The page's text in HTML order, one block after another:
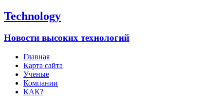
Technology
Новости высоких технологий
Главная
Карта сайта
Ученые
Компании
КАК?